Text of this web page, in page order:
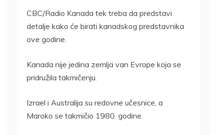
CBC/Radio Kanada tek treba da predstavi
detalje kako će birati kanadskog predstavnika
ove godine.
Kanada nije jedina zemlja van Evrope koja se
pridružila takmičenju.
Izrael i Australija su redovne učesnice, a
Maroko se takmičio 1980. godine.